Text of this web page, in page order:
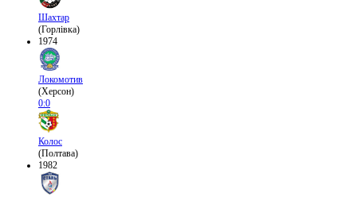
Шахтар
(Горлівка)
1974
Локомотив
(Херсон)
0:0
Колос
(Полтава)
1982